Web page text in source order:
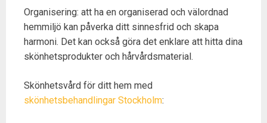
Organisering: att ha en organiserad och välordnad
hemmiljö kan påverka ditt sinnesfrid och skapa
harmoni. Det kan också göra det enklare att hitta dina
skönhetsprodukter och hårvårdsmaterial.
Skönhetsvård för ditt hem med
skönhetsbehandlingar Stockholm: